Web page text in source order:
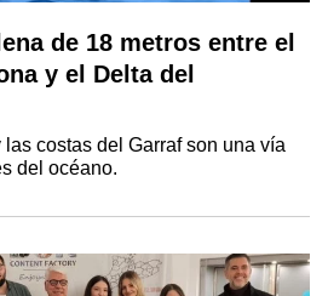
de 18 metros entre el
y el Delta del
costas del Garraf son una vía
del océano.